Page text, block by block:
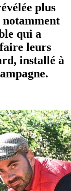
plus
notamment
qui a
leurs
installé à